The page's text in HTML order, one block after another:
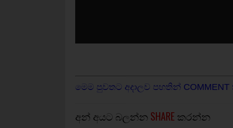
මෙම පුවතට අදාලව පහතින්
අන් අයට බලන්න SHARE කරන්න